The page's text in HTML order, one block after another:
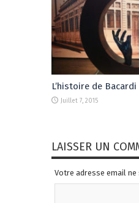
L’histoire de
Juillet 7, 2015
LAISSER UN
Votre adresse email ne